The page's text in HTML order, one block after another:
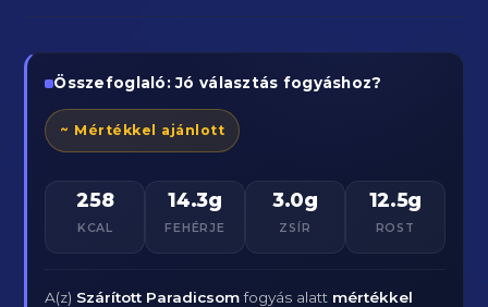
Összefoglaló: Jó választás fogyáshoz?
~ Mértékkel ajánlott
258
KCAL
14.3g
FEHÉRJE
3.0g
ZSÍR
12.5g
ROST
A(z) Szárított Paradicsomfogyás alatt mértékkel